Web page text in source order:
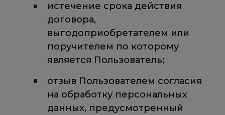
истечение срока действия
договора,
выгодоприобретателем или
поручителем по которому
является Пользователь;
отзыв Пользователем согласия
на обработку персональных
данных, предусмотренный